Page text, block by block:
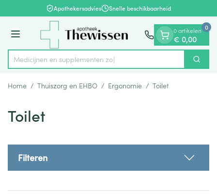
Ga naar de inhoudApothekersadvies Snelle beschikbaarheid
Menu
Product, merk, categorie...
Medicijnen en Zoek
0 artikelen
€ 0,00
0
Home / Thuiszorg en EHBO / Ergonomie / Toilet
Toilet
Filteren